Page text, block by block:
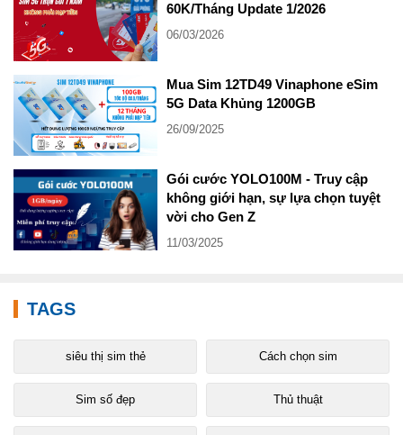
60K/Tháng Update 1/2026
06/03/2026
Mua Sim 12TD49 Vinaphone eSim
5G Data Khủng 1200GB
26/09/2025
Gói cước YOLO100M - Truy cập
không giới hạn, sự lựa chọn tuyệt
vời cho Gen Z
11/03/2025
TAGS
siêu thị sim thẻ Cách chọn sim
Sim số đẹp Thủ thuật